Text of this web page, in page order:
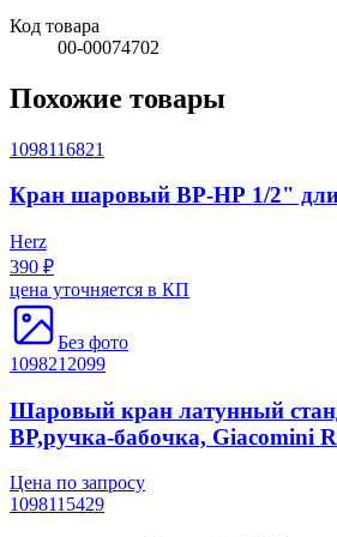
Код товара
00-00074702
Похожие товары
1098116821
Кран шаровый ВР-НР 1/2"
Herz
390 ₽
цена уточняется в КП
Без фото
1098212099
Шаровый кран латунный
ВР,ручка-бабочка, Giacomini
Цена по запросу
1098115429